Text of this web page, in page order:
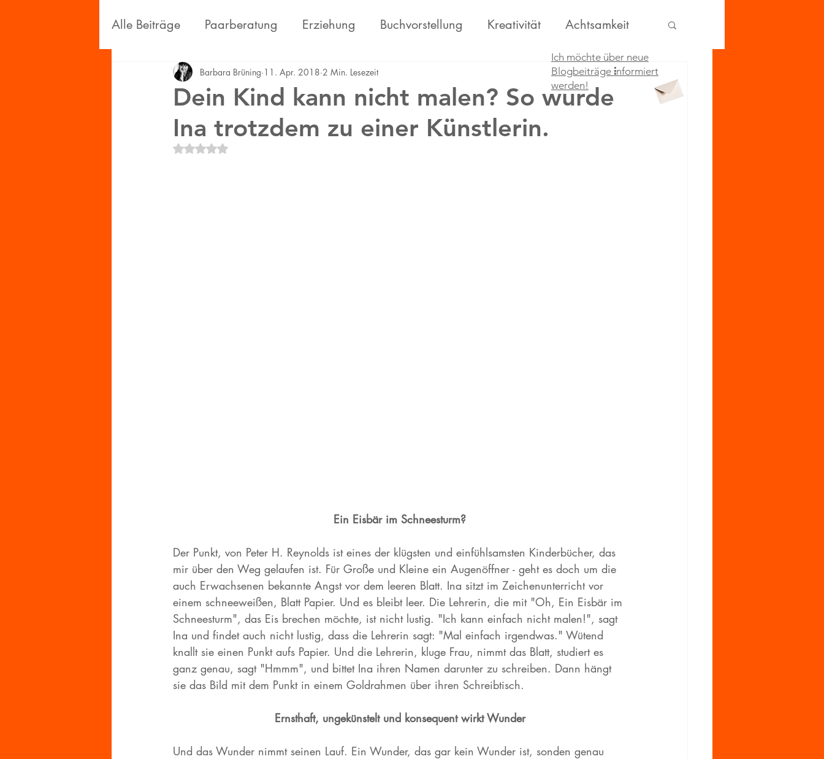
Alle Beiträge Paarberatung Erziehung Buchvorstellung Kreativität Achtsamkeit
Persönliches Wissenschaft Persönlichkeitsentwicklung
Dein Kind kann nicht malen? So wurde
Ina trotzdem zu einer Künstlerin.
Barbara Brüning 11. Apr. 2018 2 Min. Lesezeit
Mit NaN von 5 Sternen bewertet.
Ein Eisbär im Schneesturm?
Der Punkt, von Peter H. Reynolds ist eines der klügsten und einfühlsamsten Kinderbücher, das
mir über den Weg gelaufen ist. Für Große und Kleine ein Augenöffner - geht es doch um die
auch Erwachsenen bekannte Angst vor dem leeren Blatt. Ina sitzt im Zeichenunterricht vor
einem schneeweißen, Blatt Papier. Und es bleibt leer. Die Lehrerin, die mit "Oh, Ein Eisbär im
Schneesturm", das Eis brechen möchte, ist nicht lustig. "Ich kann einfach nicht malen!", sagt
Ina und findet auch nicht lustig, dass die Lehrerin sagt: "Mal einfach irgendwas." Wütend
knallt sie einen Punkt aufs Papier. Und die Lehrerin, kluge Frau, nimmt das Blatt, studiert es
ganz genau, sagt "Hmmm", und bittet Ina ihren Namen darunter zu schreiben. Dann hängt
sie das Bild mit dem Punkt in einem Goldrahmen über ihren Schreibtisch.
Ernsthaft, ungekünstelt und konsequent wirkt Wunder
Und das Wunder nimmt seinen Lauf. Ein Wunder, das gar kein Wunder ist, sonden genau
Ich möchte über neue
Blogbeiträge informiert
werden!